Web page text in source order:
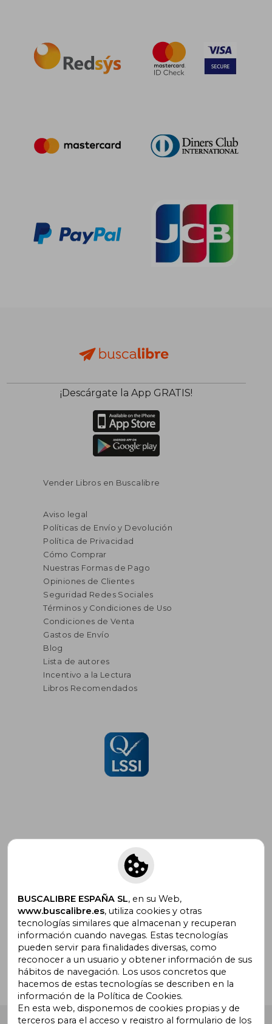
¡Descárgate la App GRATIS!
Vender Libros en Buscalibre
Aviso legal
Políticas de Envío y Devolución
Política de Privacidad
Cómo Comprar
Nuestras Formas de Pago
Opiniones de Clientes
Seguridad Redes Sociales
Términos y Condiciones de Uso
Condiciones de Venta
Gastos de Envío
Blog
Lista de autores
Incentivo a la Lectura
Libros Recomendados
Suscríbete para recibir ofertas y
promociones
¿Necesitas ayuda?
Ir a Centro de Soporte
BUSCALIBRE ESPAÑA SL, en su Web,
www.buscalibre.es, utiliza cookies y otras
tecnologías similares que almacenan y recuperan
información cuando navegas. Estas tecnologías
pueden servir para finalidades diversas, como
reconocer a un usuario y obtener información de sus
hábitos de navegación. Los usos concretos que
hacemos de estas tecnologías se describen en la
información de la Política de Cookies.
En esta web, disponemos de cookies propias y de
terceros para el acceso y registro al formulario de los